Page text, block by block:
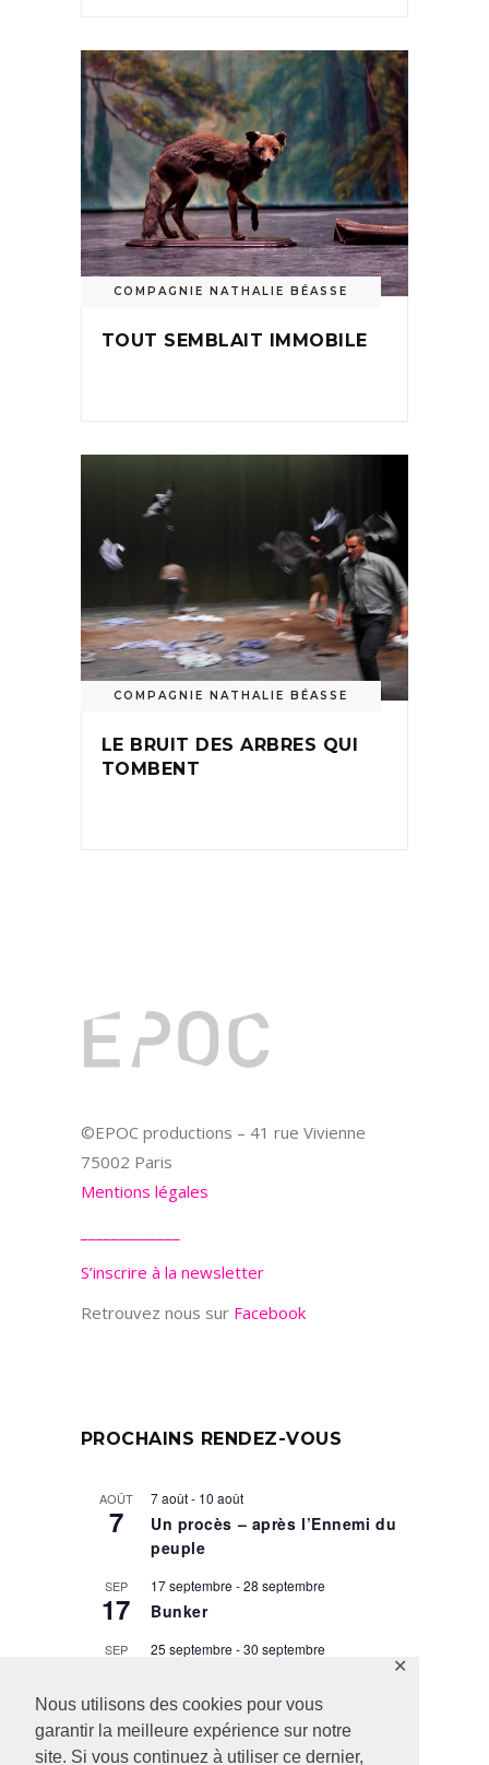
Nous utilisons des cookies pour vous
garantir la meilleure expérience sur notre
site. Si vous continuez à utiliser ce dernier,
✕
COMPAGNIE NATHALIE BÉASSE
TOUT SEMBLAIT IMMOBILE
COMPAGNIE NATHALIE BÉASSE
LE BRUIT DES ARBRES QUI
TOMBENT
©EPOC productions – 41 rue Vivienne
75002 Paris
Mentions légales
S’inscrire à la newsletter
Retrouvez nous sur Facebook
PROCHAINS RENDEZ-VOUS
AOÛT
7
7 août- 10 août
Un procès – après l’Ennemi du
peuple
SEP
17
17 septembre -28 septembre
Bunker
SEP 25 septembre -30 septembre
SEP
29
29 septembre- 9 octobre
Scènes de la vie conjugale